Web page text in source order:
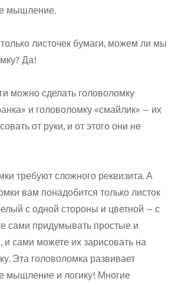
мышление.
листочек бумаги, можем ли мы
Да!
можно сделать головоломку
и головоломку «смайлик» — их
от руки, и от этого они не
требуют сложного реквизита. А
вам понадобится только листок
с одной стороны и цветной — с
сами придумывать простые и
сами можете их зарисовать на
Эта головоломка развивает
мышление и логику! Многие
your age
18 years old or older?